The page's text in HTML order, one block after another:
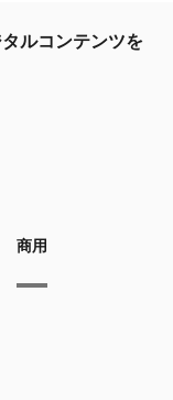
ルコンテンツを
商用